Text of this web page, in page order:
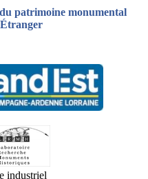
du patrimoine monumental